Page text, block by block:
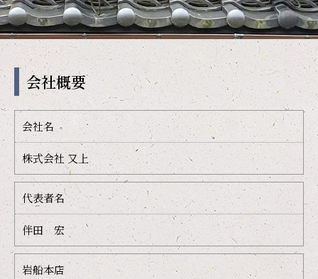
会社概要
会社名
株式会社 又上
代表者名
伴田 宏
岩船本店